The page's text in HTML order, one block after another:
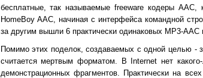
бесплатные, так называемые freeware кодеры
HomeBoy AAC, начиная с интерфейса командной
за другим вышли 6 практически одинаковых MP3-
Помимо этих поделок, создаваемых с одной целью -
считается мертвым форматом. В Internet нет
демонстрационных фрагментов. Практически на